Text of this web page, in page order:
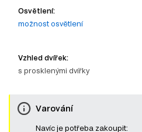
Osvětlení:
možnost osvětlení
Vzhled dvířek:
s prosklenými dvířky
Varování
Navíc je potřeba zakoupit: